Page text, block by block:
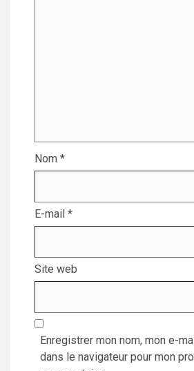
Nom *
E-mail *
Site web
Enregistrer mon nom, mon e-
dans le navigateur pour mon